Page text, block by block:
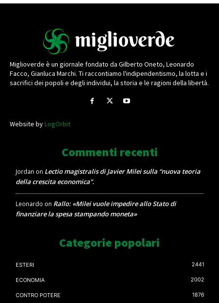
Miglioverde è un giornale fondato da Gilberto Oneto, Leonardo
Facco, Gianluca Marchi. Ti raccontiamo l'indipendentismo, la lotta e i
sacrifici dei popoli e degli individui, la storia e le ragioni della libertà.
Website byLogOrbit
Commenti recenti
Jordan on Lectio magistralis di Javier Milei sulla “nuova teoria
della crescita economica”.
Leonardo on Rallo: «Milei vuole impedire allo Stato di
finanziare la spesa stampando moneta»
Categorie popolari
ESTERI 2441
ECONOMIA 2002
CONTRO POTERE 1876